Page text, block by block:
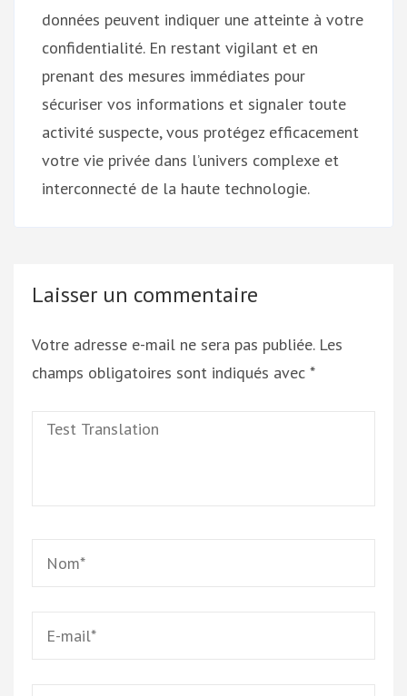
données peuvent indiquer une atteinte à votre
confidentialité. En restant vigilant et en
prenant des mesures immédiates pour
sécuriser vos informations et signaler toute
activité suspecte, vous protégez efficacement
votre vie privée dans l’univers complexe et
interconnecté de la haute technologie.
Laisser un commentaire
Votre adresse e-mail ne sera pas publiée. Les
champs obligatoires sont indiqués avec *
Test